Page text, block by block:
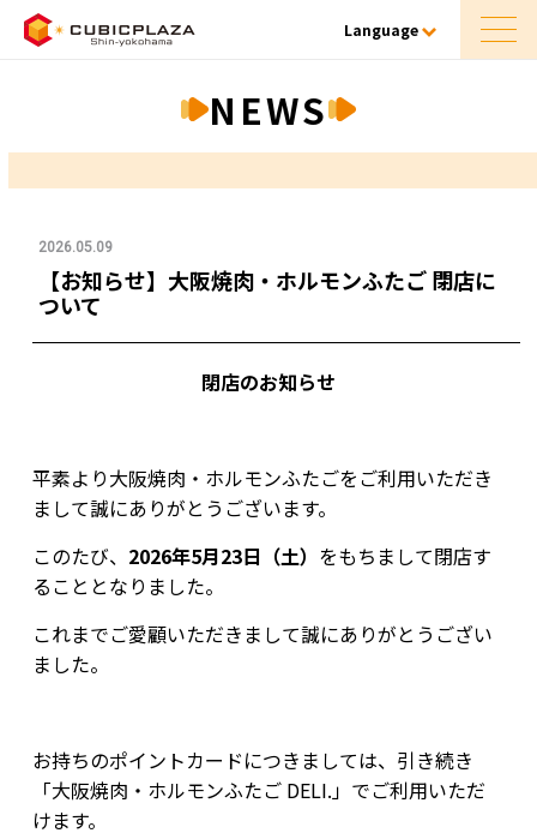
Language
NEWS
2026.05.09
【お知らせ】大阪焼肉・ホルモンふたご 閉店に
ついて
閉店のお知らせ
平素より大阪焼肉・ホルモンふたごをご利用いただき
まして誠にありがとうございます。
このたび、 2026年5月23日（土） をもちまして閉店す
ることとなりました。
これまでご愛顧いただきまして誠にありがとうござい
ました。
お持ちのポイントカードにつきましては、引き続き
「大阪焼肉・ホルモンふたご DELI.」でご利用いただ
けます。